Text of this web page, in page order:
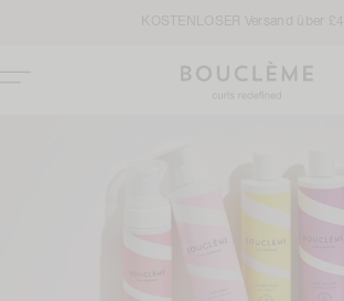
KOSTENLOSER Versand über